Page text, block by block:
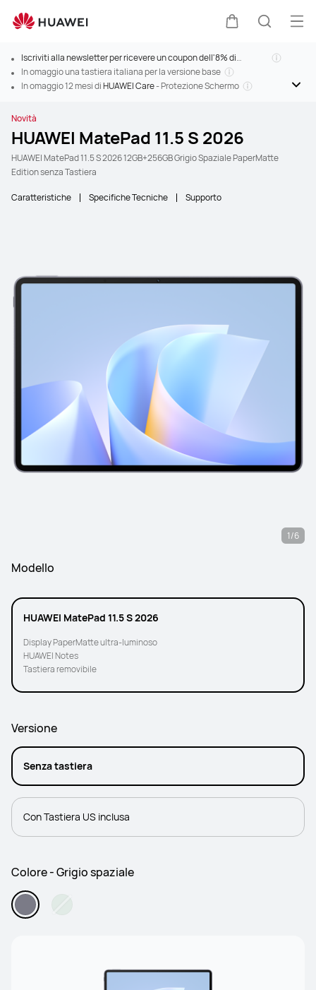
Iscriviti alla newsletter per ricevere un coupon dell'8% di
sconto>
In omaggio una tastiera italiana per la versione base
In omaggio 12 mesi diHUAWEI Care- Protezione Schermo
Novità
HUAWEI MatePad 11.5 S 2026
HUAWEI MatePad 11.5 S 2026 12GB+256GB Grigio Spaziale PaperMatte
Edition senza Tastiera
Caratteristiche Specifiche Tecniche Supporto
1/6
Modello
HUAWEI MatePad 11.5 S 2026
Display PaperMatte ultra-luminoso
HUAWEI Notes
Tastiera removibile
Versione
Senza tastiera
Con Tastiera US inclusa
Colore - Grigio spaziale